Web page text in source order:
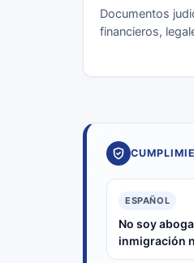
Documentos
financieros,
ESPAÑOL
No soy
inmigración